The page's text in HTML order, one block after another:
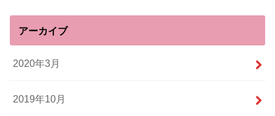
アーカイブ
2020年3月
2019年10月